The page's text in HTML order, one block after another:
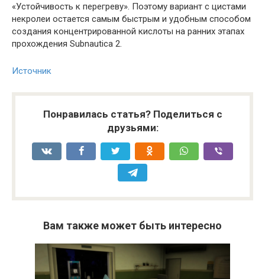
«Устойчивость к перегреву». Поэтому вариант с цистами
некролеи остается самым быстрым и удобным способом
создания концентрированной кислоты на ранних этапах
прохождения Subnautica 2.
Источник
Понравилась статья? Поделиться с
друзьями:
Вам также может быть интересно